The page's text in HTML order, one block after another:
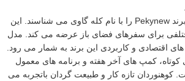
بسیاری از طبیعت گردان برند Pekynew را با نام کله گاوی می شناسند. این
برای سفرهای فضای باز عرضه می کند. مدل
کوتاه، کمپ های آخر هفته و برنامه های معمول
تازه کار و طبیعت گردان باتجربه می